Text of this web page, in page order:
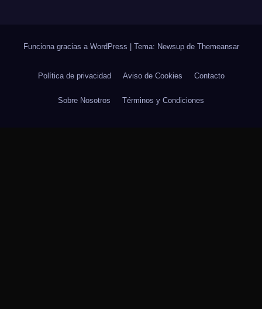
Funciona gracias a WordPress Tema: Newsup de Themeansar
Política de privacidad Aviso de Cookies Contacto
Sobre Nosotros Términos y Condiciones